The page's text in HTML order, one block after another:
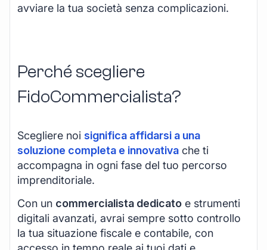
avviare la tua società senza complicazioni.
Perché scegliere
FidoCommercialista?
Scegliere noi significa affidarsi a una
soluzione completa e innovativa che ti
accompagna in ogni fase del tuo percorso
imprenditoriale.
Con un commercialista dedicato e strumenti
digitali avanzati, avrai sempre sotto controllo
la tua situazione fiscale e contabile, con